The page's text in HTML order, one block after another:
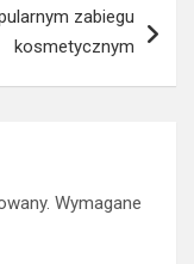
zabiegu
kosmetycznym
Wymagane